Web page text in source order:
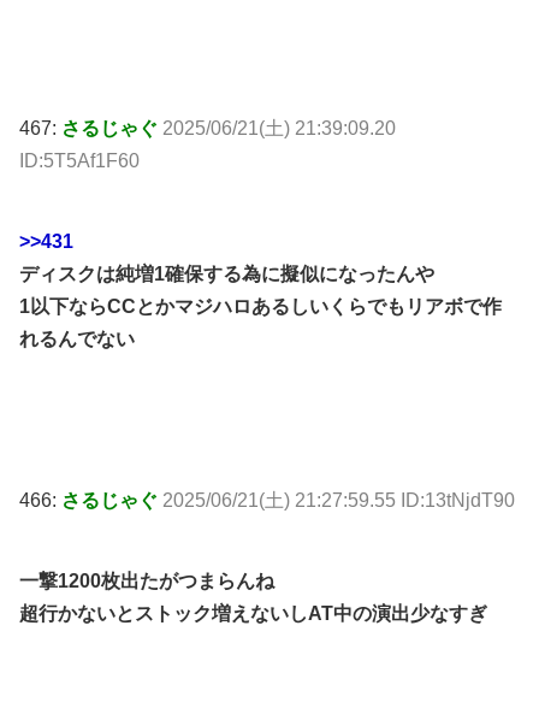
467: さるじゃぐ 2025/06/21(土) 21:39:09.20
ID:5T5Af1F60
>>431
ディスクは純増1確保する為に擬似になったんや
1以下ならCCとかマジハロあるしいくらでもリアボで作
れるんでない
466: さるじゃぐ 2025/06/21(土) 21:27:59.55 ID:13tNjdT90
一撃1200枚出たがつまらんね
超行かないとストック増えないしAT中の演出少なすぎ